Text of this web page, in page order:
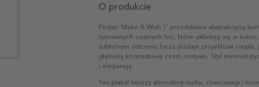
O produkcie
Poster 'Make A Wish 1' przedstawia abstrakcyjną
rysowanych czarnych linii, które układają się w
subtelnym odcieniu beżu dodaje projektowi
głęboką kontrastową czerń motywu. Styl
i elegancję.
Ten plakat tworzy atmosferę ruchu, równowagi i